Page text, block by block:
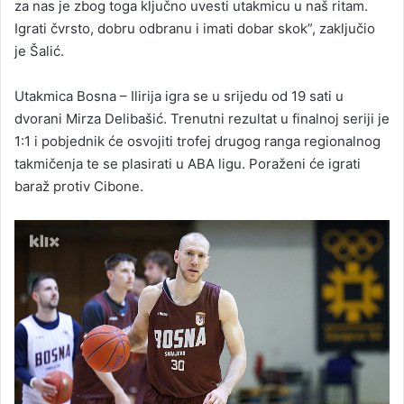
za nas je zbog toga ključno uvesti utakmicu u naš ritam.
Igrati čvrsto, dobru odbranu i imati dobar skok”, zaključio
je Šalić.
Utakmica Bosna – Ilirija igra se u srijedu od 19 sati u
dvorani Mirza Delibašić. Trenutni rezultat u finalnoj seriji je
1:1 i pobjednik će osvojiti trofej drugog ranga regionalnog
takmičenja te se plasirati u ABA ligu. Poraženi će igrati
baraž protiv Cibone.